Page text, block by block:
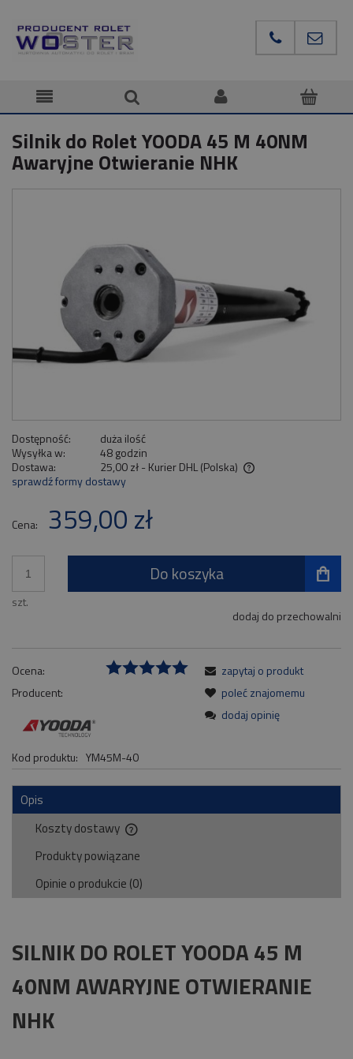
Silnik do Rolet YOODA 45 M 40NM
Awaryjne Otwieranie NHK
Dostępność:
duża ilość
Wysyłka w:
48 godzin
Dostawa:
25,00 zł - Kurier DHL (Polska)
Cena nie zawiera ewentualnych kosztów płatności
sprawdź formy dostawy
Cena: 359,00 zł
szt.
Do koszyka
dodaj do przechowalni
Ocena:
Producent:
Kod produktu: YM45M-40
zapytaj o produkt
poleć znajomemu
dodaj opinię
Opis
Koszty dostawy
Cena nie zawiera ewentualnych kosztów płatności
Produkty powiązane
Opinie o produkcie (0)
SILNIK DO ROLET YOODA 45 M
40NM AWARYJNE OTWIERANIE
NHK